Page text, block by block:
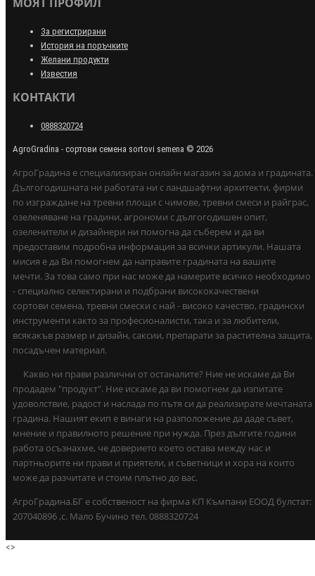
МОЯТ ПРОФИЛ
За регистрирани
История на поръчките
Желани продукти
Известия
КОНТАКТИ
0888320724
AgroGradina - сортови семена sortovi semena © 2026
АгроГрадина е специализиран онлайн магазин за дома и градината.
Дългогодишната ни работата ни с ландшафтни архитекти, фирми
по изграждане на тревни площи с чимове, тревни смеси и райграс,
озеленяване на градини, агрономи с дългогодишен опит,
озеленители и дизайнери ни помогна да съберем и да ви
предоставим подробна информация за всички артикули. Нашата
мисия е да Ви помогнем да направите градината на вашите
мечти. За това само при нас може да намерите всичко необходимо
- специално селектирани и подбрани висококачествени
сортови семена, тревни смески с най - високо качество, градински
инструменти както за професионалисти, така и за любители,
всякакъв размер и дизайн, саксии, препарати за растителна защита,
посадъчен материал.
Какво ни прави различни от останалите? Ние не искаме да Ви
продадем "продукт". Ние искаме да ви помогнем да изпитате
удоволствие, радост и наслада по пътя си да реализирате мечтаната
градина. Нашият екип е винаги на разположение да даде съвет,
мнение и правилното решение при нужда. През дългите години
работа осъзнахме, че доверието което остава между нас и
партньорите ни прави и приятели, и съветници и хора на които
може да разчитате и стоим плътно до вас.
АгроГрадина.БГ е собственост на фирма КП Къмпани ЕООД булстат:
207040896 ,с. Мало Бучино тел. 0888320724
<>